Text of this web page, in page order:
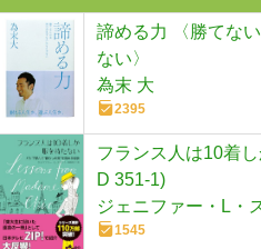
諦める力 〈勝てな
ない〉
為末 大
2395
フランス人は10着
D 351-1)
ジェニファー・L・
1545